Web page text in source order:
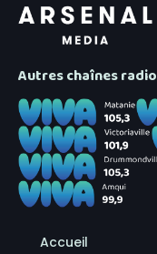
Autres chaînes radio
Accueil